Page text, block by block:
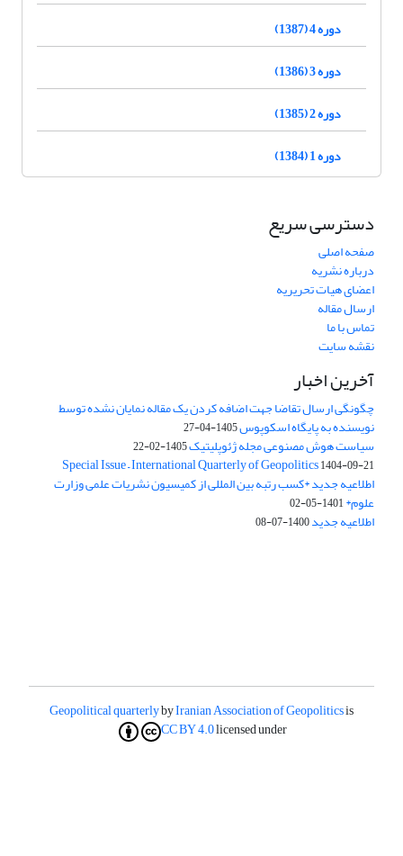
دوره 4 (1387)
دوره 3 (1386)
دوره 2 (1385)
دوره 1 (1384)
دسترسی سریع
صفحه اصلی
درباره نشریه
اعضای هیات تحریریه
ارسال مقاله
تماس با ما
نقشه سایت
آخرین اخبار
چگونگی ارسال تقاضا جهت اضافه کردن یک مقاله نمایان نشده توسط
نویسنده به پایگاه اسکوپوس1405-04-27
سیاست هوش مصنوعی مجله ژئوپلیتیک1405-02-22
Special Issue – International Quarterly of Geopolitics1404-09-21
اطلاعیه جدید *کسب رتبه بین المللی از کمیسیون نشریات علمی وزارت
علوم*1401-05-02
اطلاعیه جدید1400-07-08
Geopolitical quarterlybyIranian Association of Geopoliticsis
licensed under
CC BY 4.0